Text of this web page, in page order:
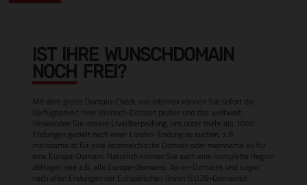
IST IHRE WUNSCHDOMAIN
NOCH FREI?
Mit dem gratis Domain-Check von internex können Sie sofort die
Verfügbarkeit Ihrer Wunsch-Domain prüfen und das weltweit.
Verwenden Sie unsere Liveüberprüfung, um unter mehr als 1000
Endungen gezielt nach einer Landes-Endung zu suchen, z.B.
meinname.at für eine österreichische Domain oder meinname.eu für
eine Europa-Domain. Natürlich können Sie auch eine komplette Region
abfragen wie z.B. alle Europa-Domains, Asien-Domains und sogar
nach allen Endungen der Europäischen Union (EU28-Domains)!